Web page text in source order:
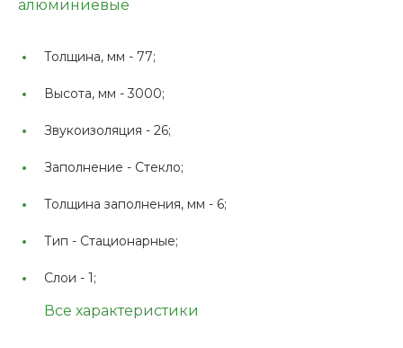
алюминиевые
Толщина, мм - 77;
Высота, мм - 3000;
Звукоизоляция - 26;
Заполнение - Стекло;
Толщина заполнения, мм - 6;
Тип - Стационарные;
Слои - 1;
Все характеристики